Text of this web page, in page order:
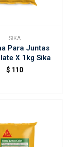
SIKA
Para Juntas
X 1kg Sika
$ 110